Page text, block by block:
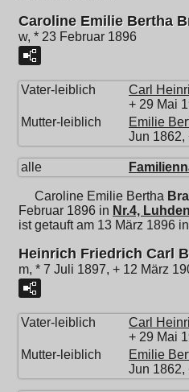
Caroline Emilie Bertha
w, * 23 Februar 1896
Vater-leiblich Carl
+ 29 Mai
Mutter-leiblich
Emilie
Jun 1862,
alle
Caroline Emilie Bertha
Februar 1896 in Nr.4,
ist getauft am 13 März 1896 in
Heinrich Friedrich Carl
m, * 7 Juli 1897, + 12 März
Vater-leiblich Carl
+ 29 Mai
Mutter-leiblich
Emilie
Jun 1862,